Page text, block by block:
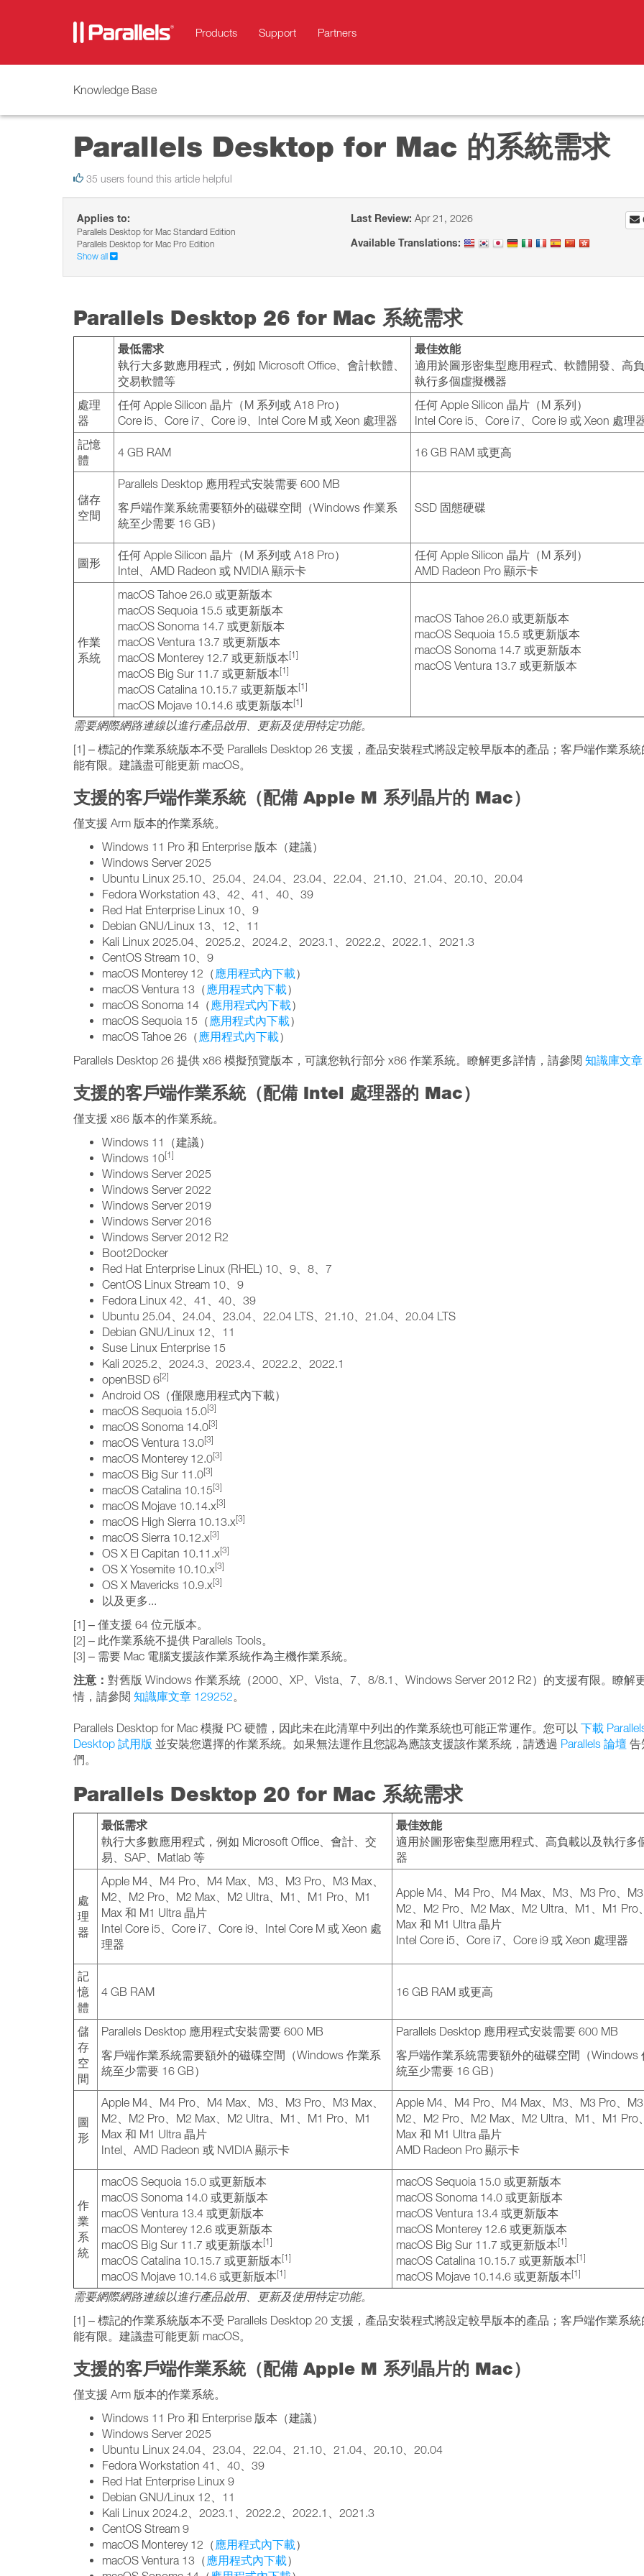
Products Support Partners
Knowledge Base
Parallels Desktop for Mac 的系統需求
35 users found this article helpful
Applies to:
Parallels Desktop for Mac Standard Edition
Parallels Desktop for Mac Pro Edition
Show all
Last Review: Apr 21, 2026
Available Translations:
Parallels Desktop 26 for Mac 系統需求
最低需求
執行大多數應用程式，例如 Microsoft Office、會計軟體、
交易軟體等
最佳效能
適用於圖形密集型應用程式、軟體開發、高
執行多個虛擬機器
處理
器
任何 Apple Silicon 晶片（M 系列或 A18 Pro）
Core i5、Core i7、Core i9、Intel Core M 或 Xeon 處理器
任何 Apple Silicon 晶片（M 系列）
Intel Core i5、Core i7、Core i9 或 Xeon 處理
記憶
體
4 GB RAM 16 GB RAM 或更高
儲存
空間
Parallels Desktop 應用程式安裝需要 600 MB
客戶端作業系統需要額外的磁碟空間（Windows 作業系
統至少需要 16 GB）
SSD 固態硬碟
圖形
任何 Apple Silicon 晶片（M 系列或 A18 Pro）
Intel、AMD Radeon 或 NVIDIA 顯示卡
任何 Apple Silicon 晶片（M 系列）
AMD Radeon Pro 顯示卡
作業
系統
macOS Tahoe 26.0 或更新版本
macOS Sequoia 15.5 或更新版本
macOS Sonoma 14.7 或更新版本
macOS Ventura 13.7 或更新版本
macOS Monterey 12.7 或更新版本[1]
macOS Big Sur 11.7 或更新版本[1]
macOS Catalina 10.15.7 或更新版本[1]
macOS Mojave 10.14.6 或更新版本[1]
macOS Tahoe 26.0 或更新版本
macOS Sequoia 15.5 或更新版本
macOS Sonoma 14.7 或更新版本
macOS Ventura 13.7 或更新版本
需要網際網路連線以進行產品啟用、更新及使用特定功能。
[1] – 標記的作業系統版本不受 Parallels Desktop 26 支援，產品安裝程式將設定較早版本的產品；客戶端作業系
能有限。建議盡可能更新 macOS。
支援的客戶端作業系統（配備 Apple M 系列晶片的 Mac）
僅支援 Arm 版本的作業系統。
Windows 11 Pro 和 Enterprise 版本（建議）
Windows Server 2025
Ubuntu Linux 25.10、25.04、24.04、23.04、22.04、21.10、21.04、20.10、20.04
Fedora Workstation 43、42、41、40、39
Red Hat Enterprise Linux 10、9
Debian GNU/Linux 13、12、11
Kali Linux 2025.04、2025.2、2024.2、2023.1、2022.2、2022.1、2021.3
CentOS Stream 10、9
macOS Monterey 12（ 應用程式內下載）
macOS Ventura 13（ 應用程式內下載）
macOS Sonoma 14（ 應用程式內下載）
macOS Sequoia 15（ 應用程式內下載）
macOS Tahoe 26（ 應用程式內下載）
Parallels Desktop 26 提供 x86 模擬預覽版本，可讓您執行部分 x86 作業系統。瞭解更多詳情，請參閱 知識庫文
支援的客戶端作業系統（配備 Intel 處理器的 Mac）
僅支援 x86 版本的作業系統。
Windows 11（建議）
Windows 10[1]
Windows Server 2025
Windows Server 2022
Windows Server 2019
Windows Server 2016
Windows Server 2012 R2
Boot2Docker
Red Hat Enterprise Linux (RHEL) 10、9、8、7
CentOS Linux Stream 10、9
Fedora Linux 42、41、40、39
Ubuntu 25.04、24.04、23.04、22.04 LTS、21.10、21.04、20.04 LTS
Debian GNU/Linux 12、11
Suse Linux Enterprise 15
Kali 2025.2、2024.3、2023.4、2022.2、2022.1
openBSD 6[2]
Android OS（僅限應用程式內下載）
macOS Sequoia 15.0[3]
macOS Sonoma 14.0[3]
macOS Ventura 13.0[3]
macOS Monterey 12.0[3]
macOS Big Sur 11.0[3]
macOS Catalina 10.15[3]
macOS Mojave 10.14.x[3]
macOS High Sierra 10.13.x[3]
macOS Sierra 10.12.x[3]
OS X El Capitan 10.11.x[3]
OS X Yosemite 10.10.x[3]
OS X Mavericks 10.9.x[3]
以及更多...
[1] – 僅支援 64 位元版本。
[2] – 此作業系統不提供 Parallels Tools。
[3] – 需要 Mac 電腦支援該作業系統作為主機作業系統。
注意： 對舊版 Windows 作業系統（2000、XP、Vista、7、8/8.1、Windows Server 2012 R2）的支援有限。瞭解
情，請參閱 知識庫文章 129252。
Parallels Desktop for Mac 模擬 PC 硬體，因此未在此清單中列出的作業系統也可能正常運作。您可以 下載
Desktop 試用版 並安裝您選擇的作業系統。如果無法運作且您認為應該支援該作業系統，請透過 Parallels 論壇 告
們。
Parallels Desktop 20 for Mac 系統需求
最低需求
執行大多數應用程式，例如 Microsoft Office、會計、交
易、SAP、Matlab 等
最佳效能
適用於圖形密集型應用程式、高負載以及執行多
器
處
理
器
Apple M4、M4 Pro、M4 Max、M3、M3 Pro、M3 Max、
M2、M2 Pro、M2 Max、M2 Ultra、M1、M1 Pro、M1
Max 和 M1 Ultra 晶片
Intel Core i5、Core i7、Core i9、Intel Core M 或 Xeon 處
理器
Apple M4、M4 Pro、M4 Max、M3、M3 Pro、M3
M2、M2 Pro、M2 Max、M2 Ultra、M1、M1 Pro
Max 和 M1 Ultra 晶片
Intel Core i5、Core i7、Core i9 或 Xeon 處理器
記
憶
體
4 GB RAM 16 GB RAM 或更高
儲
存
空
間
Parallels Desktop 應用程式安裝需要 600 MB
客戶端作業系統需要額外的磁碟空間（Windows 作業系
統至少需要 16 GB）
Parallels Desktop 應用程式安裝需要 600 MB
客戶端作業系統需要額外的磁碟空間（Windows
統至少需要 16 GB）
圖
形
Apple M4、M4 Pro、M4 Max、M3、M3 Pro、M3 Max、
M2、M2 Pro、M2 Max、M2 Ultra、M1、M1 Pro、M1
Max 和 M1 Ultra 晶片
Intel、AMD Radeon 或 NVIDIA 顯示卡
Apple M4、M4 Pro、M4 Max、M3、M3 Pro、M3
M2、M2 Pro、M2 Max、M2 Ultra、M1、M1 Pro
Max 和 M1 Ultra 晶片
AMD Radeon Pro 顯示卡
作
業
系
統
macOS Sequoia 15.0 或更新版本
macOS Sonoma 14.0 或更新版本
macOS Ventura 13.4 或更新版本
macOS Monterey 12.6 或更新版本
macOS Big Sur 11.7 或更新版本[1]
macOS Catalina 10.15.7 或更新版本[1]
macOS Mojave 10.14.6 或更新版本[1]
macOS Sequoia 15.0 或更新版本
macOS Sonoma 14.0 或更新版本
macOS Ventura 13.4 或更新版本
macOS Monterey 12.6 或更新版本
macOS Big Sur 11.7 或更新版本[1]
macOS Catalina 10.15.7 或更新版本[1]
macOS Mojave 10.14.6 或更新版本[1]
需要網際網路連線以進行產品啟用、更新及使用特定功能。
[1] – 標記的作業系統版本不受 Parallels Desktop 20 支援，產品安裝程式將設定較早版本的產品；客戶端作業系
能有限。建議盡可能更新 macOS。
支援的客戶端作業系統（配備 Apple M 系列晶片的 Mac）
僅支援 Arm 版本的作業系統。
Windows 11 Pro 和 Enterprise 版本（建議）
Windows Server 2025
Ubuntu Linux 24.04、23.04、22.04、21.10、21.04、20.10、20.04
Fedora Workstation 41、40、39
Red Hat Enterprise Linux 9
Debian GNU/Linux 12、11
Kali Linux 2024.2、2023.1、2022.2、2022.1、2021.3
CentOS Stream 9
macOS Monterey 12（ 應用程式內下載）
macOS Ventura 13（ 應用程式內下載）